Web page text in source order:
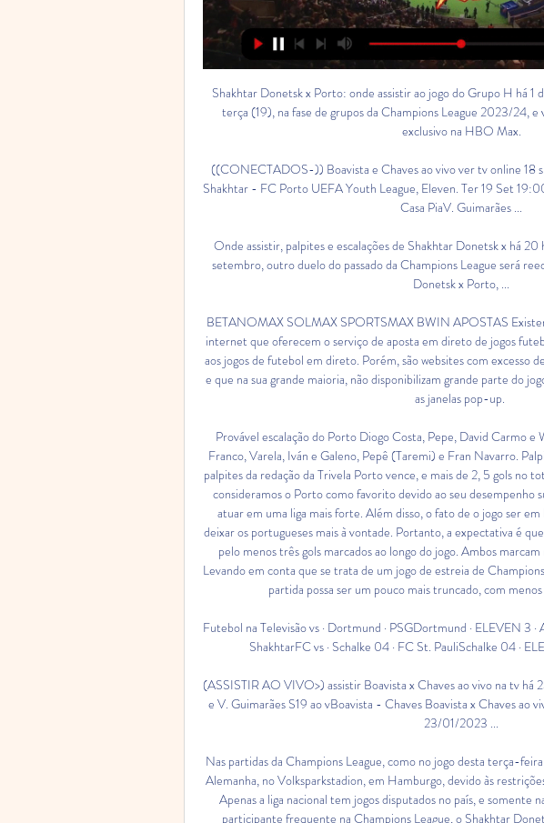
Shakhtar Donetsk x Porto: onde assistir ao jogo do Grupo H há 1 dia — Equipes se enfrentam nesta terça (19), na fase de grupos da Champions League 2023/24, e você acompanha tudo ao vivo e exclusivo na HBO Max.

((CONECTADOS-)) Boavista e Chaves ao vivo ver tv online 18 s há 22 horas — Ter 19 Set 12:00, Shakhtar - FC Porto UEFA Youth League, Eleven. Ter 19 Set 19:00, Persepolis - Al Nassr. Guimarães Casa PiaV. Guimarães ...

Onde assistir, palpites e escalações de Shakhtar Donetsk x há 20 horas — Nesta terça-feira, 19 de setembro, outro duelo do passado da Champions League será reeditado com o jogo entre Shakhtar Donetsk x Porto, ...

BETANOMAX SOLMAX SPORTSMAX BWIN APOSTAS Existem diversos websites disponíveis na internet que oferecem o serviço de aposta em direto de jogos futebol e com a possibilidade de assistir aos jogos de futebol em direto. Porém, são websites com excesso de anúncios, muitas vezes maliciosos e que na sua grande maioria, não disponibilizam grande parte do jogo pela necessidade de fechar todas as janelas pop-up. 

Provável escalação do Porto Diogo Costa, Pepe, David Carmo e Wendell; Gonçalo Borges, André Franco, Varela, Iván e Galeno, Pepê (Taremi) e Fran Navarro. Palpite: Shakhtar Donetsk x Porto Os palpites da redação da Trivela Porto vence, e mais de 2, 5 gols no total – 2, 50 Neste primeiro palpite, consideramos o Porto como favorito devido ao seu desempenho superior no cenário nacional e por atuar em uma liga mais forte. Além disso, o fato de o jogo ser em local neutro e sem torcida pode deixar os portugueses mais à vontade. Portanto, a expectativa é que o Porto vença a partida e que haja pelo menos três gols marcados ao longo do jogo. Ambos marcam no 1º e 2º Tempo – Não – 1, 75 Levando em conta que se trata de um jogo de estreia de Champions League, esperamos que o início da partida possa ser um pouco mais truncado, com menos chances claras de gol. 

Futebol na Televisão vs · Dortmund · PSGDortmund · ELEVEN 3 · A. 20:00, Shakhtar · vs · FC Porto · ShakhtarFC vs · Schalke 04 · FC St. PauliSchalke 04 · ELEVEN 4 · A. 19:45, Lazio ...

(ASSISTIR AO VIVO>) assistir Boavista x Chaves ao vivo na tv há 23 horas — assistir Boavista Sub-19 e V. Guimarães S19 ao vBoavista - Chaves Boavista x Chaves ao vivo: assista online e na TV à partida 23/01/2023 ...

Nas partidas da Champions League, como no jogo desta terça-feira contra o Porto, a equipe jogará na Alemanha, no Volksparkstadion, em Hamburgo, devido às restrições impostas pela situação de guerra. Apenas a liga nacional tem jogos disputados no país, e somente na capital Kiev. Apesar de ser um participante frequente na Champions League, o Shakhtar Donetsk não tem conseguido repetir campanhas brilhantes recentemente. A última vez em que a equipe ucraniana teve um desempenho notável foi em 2011, quando chegou às quartas de final do torneio, contando com um elenco repleto de jogadores brasileiros. No atual elenco, há apenas quatro brazucas: o lateral-esquerdo Pedrinho, o lateral-direito Lucas Taylor, e os pontas Newerton e Eguinaldo, embora nenhum deles seja titular absoluto. 

Jogos de Futebol na tv hoje Shakhtar vs FC Porto VS, ELEVEN 1, 20:00 horas. Central Córdoba vs Boca Juniors Dessa forma, assistir aos jogos ao vivo da liga portuguesa é uma forte ...

[ASSISTIR>] Boavista e GD Chaves ao vivo Veja onde há 23 horas — [TV AO VIVO-] Estrela Amadora e Porto ao vivo ver tv online há 2 dias — (TRANSMISSÃO AO VIVO) Vitória e Gil Vicente ao 19/08/2023 — [[TELEVISÃO ...

Onde assistir Shakhtar Donetsk x Porto ao vivo? O jogo entre Shakhtar Donetsk x Porto pela Champions League será nesta terça-feira, 19 de setembro, válido pela primeira rodada da fase de grupos. O pontapé inicial está marcado para às 16h (horário de Brasília) no Volksparkstadion, em Hamburgo, na Alemanha, e terá transmissão ao vivo para o Brasil via streaming, pela HBO Max. Data: Terça-feira, 19 de setembro de 2023; Horário: 16h (horário de Brasília); Local: Volksparkstadion, em Hamburgo, na Alemanha; Onde assistir: HBO Max (streaming) Provável escalação do Shakhtar Donetsk Rudko, Konoplia, Lemkim, Rakitskiy e Azarov (Pedrinho); Stepanenko, Zubkov, Sudakov, Kryskiv (Newerton) e Kashshuk; Danylo Sikan (Eguinaldo). 

Jogos de Futebol na tv hojeTerça-feira dia 2023-09-19 Bahia vs Santos VS CANAL 11 00:00 horas Novorizontino vs Ceará VS PFC 01:00 horas Leixões S23 vs Famalicão S23 VS CANAL 11 11:00 horas Milan S19 vs Newcastle S19 VS ELEVEN 1 13:00 horas Lazio S19 vs Atlético Madrid S19 VS CANAL 11 13:00 horas Barcelona S19 vs Antwerpen S19 VS CANAL 11 15:00 horas PSG S19 vs Dortmund S19 VS ELEVEN 1 15:00 horas Sporting S23 vs Mafra S23 VS SPORTING TV 15:00 horas Milan vs Newcastle VS ELEVEN 2 17:45 horas Young Boys vs RB Leipzig VS ELEVEN 3 17:45 horas Lazio vs Atlético Madrid VS ELEVEN 5 20:00 horas Man City vs Crvena Zvezda VS ELEVEN 4 20:00 horas Shakhtar vs FC Porto VS ELEVEN 1 20:00 horas PSG vs Dortmund VS ELEVEN 3 20:00 horas Barcelona vs Antwerpen VS ELEVEN 2 20:00 horas Central Córdoba vs Boca Juniors VS SPORT. 

U19. Shakhtar vs Porto: watch the match onlineMonday, September 18, 2023 | Share The youth team of the Miners start their journey in the new European season On September 19, Shakhtar U19 will face Porto U19 in the match of the 1st round of the UEFA Youth League group stage. The game will take place in Norderstedt, Germany, at Edmund-Plambeck-Stadion and will kick off at 14:00 Kyiv time. The registered users of the official website of the Miners shakhtar. com and FC Shakhtar application will be able to watch the match live. The updated application is available for download on App Store and Google Play. Shakhtar U19, which are the regular participants of the UEFA Youth League, now under the guidance of new head coach Oleksii Bielik, will try to repeat last year's success, when the Miners successfully passed the group stage (10 points and 2nd place in the quartet with Real, Leipzig and Celtic) and reached the play-offs of the prestigious tournament. 

Assista aos grandes campeonatos, com destaque no campeonato português Com os diversos campeonatos em disputa, não se pode esquecer de assistir à disputa da Liga Portugal, onde tem sido disputada com grande afinco pelo Benfica, FC Porto (atual campeão), Sporting CP e, no passado recente, pelo Braga. O campeonato tem estado bastante interessante e equipas como Vitória de Guimarães, Boavista e Casa Pia têm seguido de perto os grandes de Portugal. Dessa forma, assistir aos jogos ao vivo da liga portuguesa é uma forte